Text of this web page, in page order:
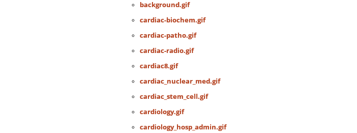
background.gif
cardiac-biochem.gif
cardiac-patho.gif
cardiac-radio.gif
cardiac8.gif
cardiac_nuclear_med.gif
cardiac_stem_cell.gif
cardiology.gif
cardiology_hosp_admin.gif